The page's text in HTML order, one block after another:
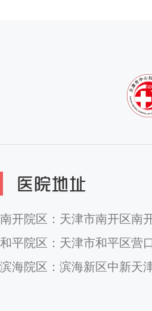
南开院区：天津市南开区南
和平院区：天津市和平区营
滨海院区：滨海新区中新天